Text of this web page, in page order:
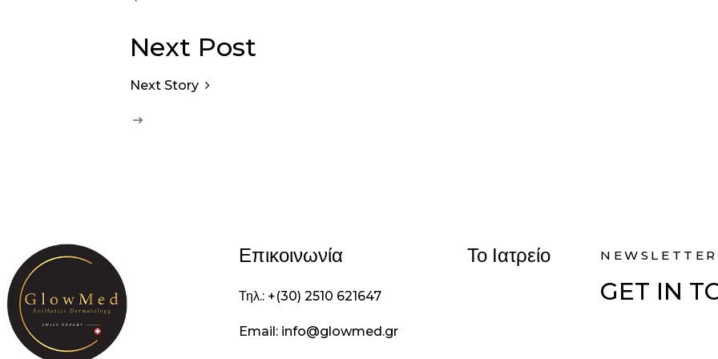
Next Post
Next Story
Επικοινωνία
Τηλ.: +(30) 2510 621647
Email: info@glowmed.gr
Το Ιατρείο NEWSLETTER
GET IN